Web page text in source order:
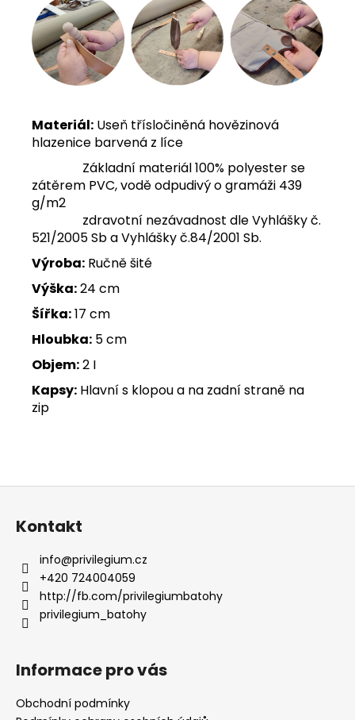
Materiál: Useň třísločiněná hovězinová
hlazenice barvená z líce
Základní materiál 100% polyester se
zátěrem PVC, vodě odpudivý o gramáži 439
g/m2
zdravotní nezávadnost dle Vyhlášky č.
521/2005 Sb a Vyhlášky č.84/2001 Sb.
Výroba: Ručně šité
Výška:24 cm
Šířka:17 cm
Hloubka: 5 cm
Objem:2 I
Kapsy: Hlavní s klopou a na zadní straně na
zip
Kontakt
info@privilegium.cz
+420 724004059
http://fb.com/privilegiumbatohy
privilegium_batohy
Informace pro vás
Obchodní podmínky